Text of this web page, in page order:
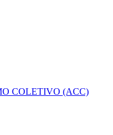
COLETIVO (ACC)